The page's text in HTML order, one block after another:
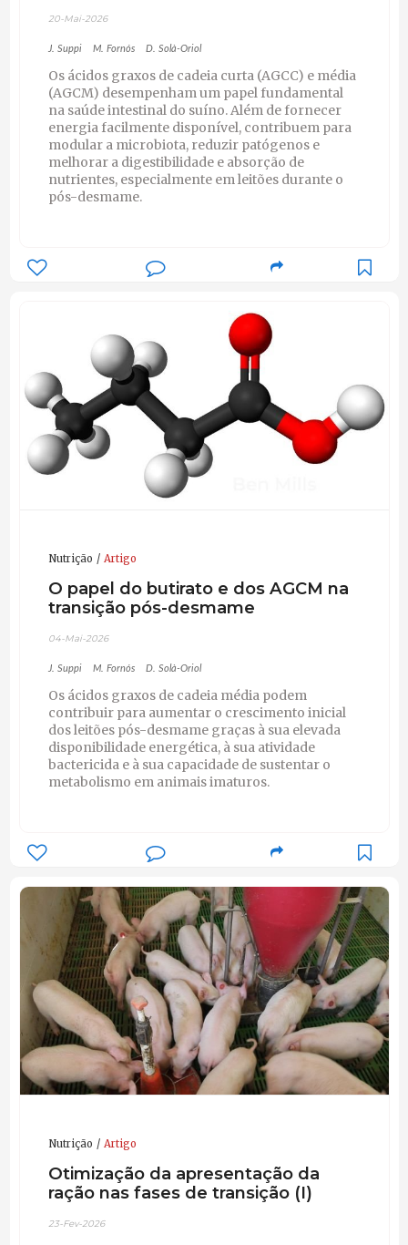
20-Mai-2026
J. Suppi M. Fornós D. Solà-Oriol
Os ácidos graxos de cadeia curta (AGCC) e média
(AGCM) desempenham um papel fundamental
na saúde intestinal do suíno. Além de fornecer
energia facilmente disponível, contribuem para
modular a microbiota, reduzir patógenos e
melhorar a digestibilidade e absorção de
nutrientes, especialmente em leitões durante o
pós-desmame.
Nutrição Artigo
O papel do butirato e dos AGCM na
transição pós-desmame
04-Mai-2026
J. Suppi M. Fornós D. Solà-Oriol
Os ácidos graxos de cadeia média podem
contribuir para aumentar o crescimento inicial
dos leitões pós-desmame graças à sua elevada
disponibilidade energética, à sua atividade
bactericida e à sua capacidade de sustentar o
metabolismo em animais imaturos.
Nutrição Artigo
Otimização da apresentação da
ração nas fases de transição (I)
23-Fev-2026